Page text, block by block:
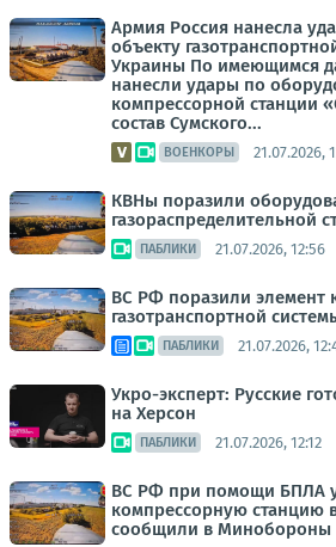
Армия Россия нанесла
объекту
Украины По имеющимся
нанесли удары по
компрессорной станции
состав Сумского...
ВОЕНКОРЫ 21.07.2026,
КВНы поразили
газораспределительной
ПАБЛИКИ 21.07.2026, 12:56
ВС РФ поразили элемент
газотранспортной
ПАБЛИКИ 21.07.2026,
Укро-эксперт: Русские
на Херсон
ПАБЛИКИ 21.07.2026, 12:12
ВС РФ при помощи БПЛА
компрессорную станцию
сообщили в